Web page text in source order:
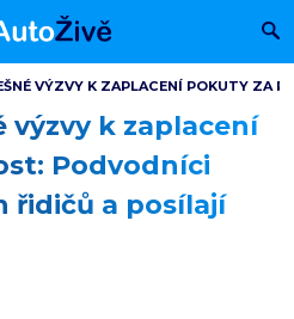
VÝZVY K ZAPLACENÍ POKUTY ZA
výzvy k zaplacení
Podvodníci
řidičů a posílají